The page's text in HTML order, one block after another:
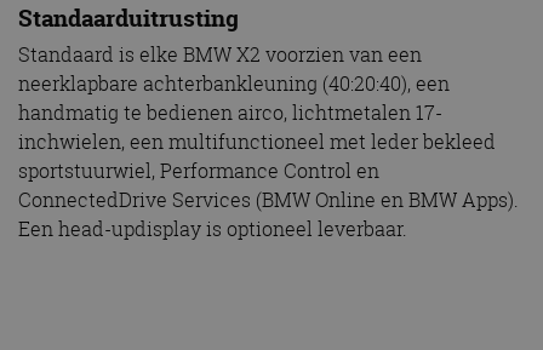
Standaarduitrusting
Standaard is elke BMW X2 voorzien van een
neerklapbare achterbankleuning (40:20:40), een
handmatig te bedienen airco, lichtmetalen 17-
inchwielen, een multifunctioneel met leder bekleed
sportstuurwiel, Performance Control en
ConnectedDrive Services (BMW Online en BMW Apps).
Een head-updisplay is optioneel leverbaar.